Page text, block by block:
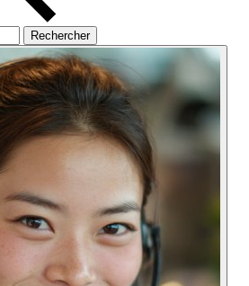
Rechercher